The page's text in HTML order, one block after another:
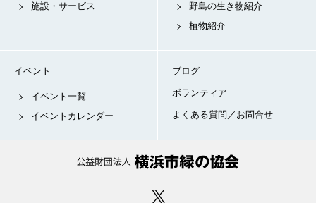
施設・サービス
野島の生き物紹介
植物紹介
イベント
イベント一覧
イベントカレンダー
ブログ
ボランティア
よくある質問／お問合せ